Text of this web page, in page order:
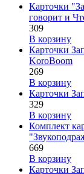
Карточки
говорит и
309
В корзину
Карточки
KoroBoom
269
В корзину
Карточки
329
В корзину
Комплект
669
В корзину
Карточки